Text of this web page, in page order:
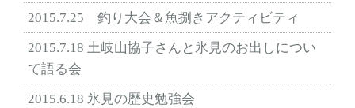
2015.7.25 釣り大会＆魚捌きアクティビティ
2015.7.18 土岐山協子さんと氷見のお出しについ
て語る会
2015.6.18 氷見の歴史勉強会